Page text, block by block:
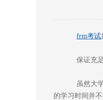
frm考试
保证充
虽然大学
的学习时间并